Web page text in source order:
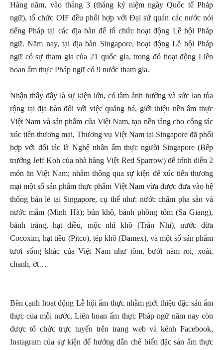
Hàng năm, vào tháng 3 (tháng kỷ niệm ngày Quốc tế Pháp
ngữ), tổ chức OIF đều phối hợp với Đại sứ quán các nước nói
tiếng Pháp tại các địa bàn để tổ chức hoạt động Lễ hội Pháp
ngữ. Năm nay, tại địa bàn Singapore, hoạt động Lễ hội Pháp
ngữ có sự tham gia của 21 quốc gia, trong đó hoạt động Liên
hoan ẩm thực Pháp ngữ có 9 nước tham gia.
Nhận thấy đây là sự kiện lớn, có tầm ảnh hưởng và sức lan tỏa
rộng tại địa bàn đối với việc quảng bá, giới thiệu nền ẩm thực
Việt Nam và sản phẩm của Việt Nam, tạo nền tảng cho công tác
xúc tiến thương mại, Thương vụ Việt Nam tại Singapore đã phối
hợp với đối tác là Nghệ nhân ẩm thực người Singapore (Bếp
trưởng Jeff Koh của nhà hàng Việt Red Sparrow) để trình diễn 2
món ăn Việt Nam; nhằm thông qua sự kiện để xúc tiến thương
mại một số sản phẩm thực phẩm Việt Nam vừa được đưa vào hệ
thống bán lẻ tại Singapore, cụ thể như: nước chấm pha sẵn và
nước mắm (Minh Hà); bún khô, bánh phồng tôm (Sa Giang),
bánh tráng, hạt điều, mộc nhĩ khô (Trần Nhi), nước dừa
Cocoxim, hạt tiêu (Pitco), tép khô (Damex), và một số sản phẩm
tươi sống khác của Việt Nam như tôm, bưởi năm roi, xoài,
chanh, ớt…
Bên cạnh hoạt động Lễ hội ẩm thực nhằm giới thiệu đặc sản ẩm
thực của mỗi nước, Liên hoan ẩm thực Pháp ngữ năm nay còn
được tổ chức trực tuyến trên trang web và kênh Facebook,
Instagram của sự kiện để hướng dẫn chế biến đặc sản ẩm thực